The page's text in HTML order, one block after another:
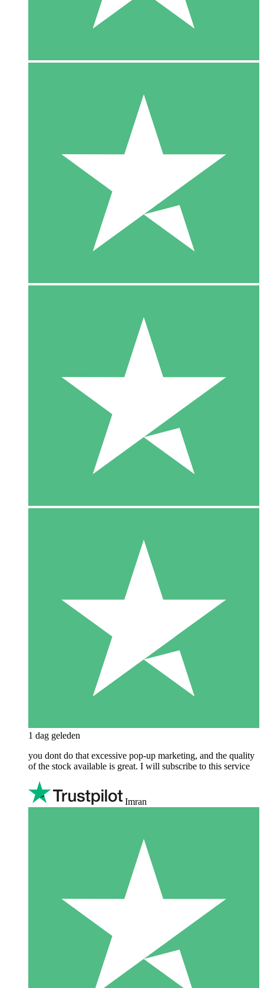
1 dag geleden
you dont do that excessive pop-up marketing, and the quality
of the stock available is great. I will subscribe to this service
Imran